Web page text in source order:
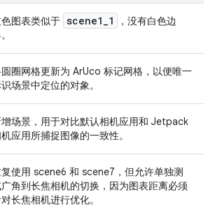
图表类似于 scene1_1
，没有白色边
圈网格更新为 ArUco 标记网格，以便唯一
场景中定位的对象。
增场景，用于对比默认相机应用和 Jetpack
应用所捕捉图像的一致性。
使用 scene6 和 scene7，但允许单独测
角到长焦相机的切换，因为图表距离必须
长焦相机进行优化。